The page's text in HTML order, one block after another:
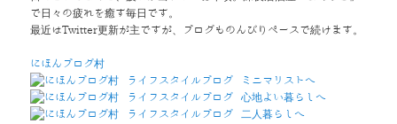
で日々の疲れを癒す毎日です。
最近はTwitter更新が主ですが、ブログものんびりペースで続けます。
にほんブログ村